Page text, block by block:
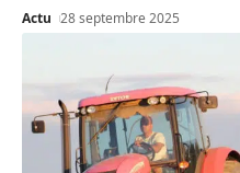
Actu 28 septembre 2025